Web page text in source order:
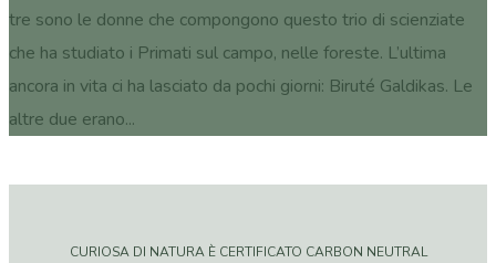
tre sono le donne che compongono questo trio di scienziate
che ha studiato i Primati sul campo, nelle foreste. L’ultima
ancora in vita ci ha lasciato da pochi giorni: Biruté Galdikas. Le
altre due erano...
CURIOSA DI NATURA È CERTIFICATO CARBON NEUTRAL